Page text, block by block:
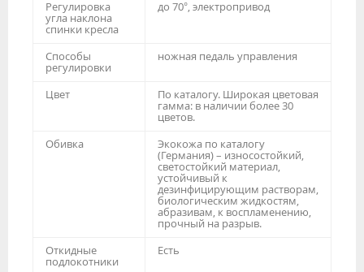
Регулировка
угла наклона
спинки кресла
до 70°, электропривод
Способы
регулировки
ножная педаль управления
Цвет По каталогу. Широкая цветовая
гамма: в наличии более 30
цветов.
Обивка
Экокожа по каталогу
(Германия) – износостойкий,
светостойкий материал,
устойчивый к
дезинфицирующим растворам,
биологическим жидкостям,
абразивам, к воспламенению,
прочный на разрыв.
Откидные
подлокотники
Есть